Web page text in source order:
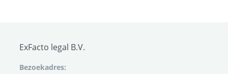
ExFacto legal B.V.
Bezoekadres: